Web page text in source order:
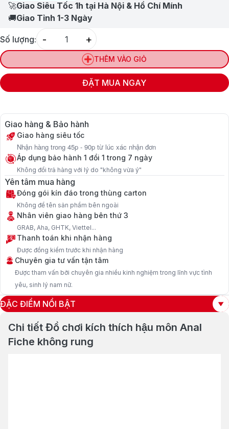
🚀Giao Siêu Tốc 1h tại Hà Nội & Hồ Chí Mính
🚚Giao Tỉnh 1-3 Ngày
Số lượng:
Quantity
- +
THÊM VÀO GIỎ
ĐẶT MUA NGAY
Giao hàng & Bảo hành
Giao hàng siêu tốc
Nhận hàng trong 45p - 90p từ lúc xác nhận đơn
Áp dụng bảo hành 1 đổi 1 trong 7 ngày
Không đổi trả hàng với lý do "không vừa ý"
Yên tâm mua hàng
Đóng gói kín đáo trong thùng carton
Không để tên sản phẩm bên ngoài
Nhân viên giao hàng bên thứ 3
GRAB, Aha, GHTK, Viettel...
Thanh toán khi nhận hàng
Được đồng kiểm trước khi nhận hàng
Chuyên gia tư vấn tận tâm
Được tham vấn bởi chuyên gia nhiều kinh nghiệm trong lĩnh vực tình
yêu, sinh lý nam nữ.
ĐẶC ĐIỂM NỔI BẬT
Chi tiết Đồ chơi kích thích hậu môn Anal
Fiche không rung